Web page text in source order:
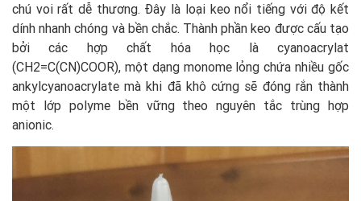
chú voi rất dễ thương. Đây là loại keo nổi tiếng với độ kết
dính nhanh chóng và bền chắc. Thành phần keo được cấu tạo
bởi các hợp chất hóa học là cyanoacrylat
(CH2=C(CN)COOR), một dạng monome lỏng chứa nhiều gốc
ankylcyanoacrylate mà khi đã khô cứng sẽ đóng rắn thành
một lớp polyme bền vững theo nguyên tắc trùng hợp
anionic.